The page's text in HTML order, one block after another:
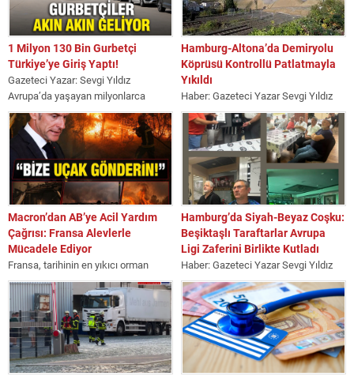
1 Milyon 130 Bin Gurbetçi
Türkiye’ye Giriş Yaptı!
Gazeteci Yazar: Sevgi Yıldız
Avrupa’da yaşayan milyonlarca
gurbetçinin yaz tatilini geçirmek
üzere ana vatana dönüş...
Hamburg-Altona’da Demiryolu
Köprüsü Kontrollü Patlatmayla
Yıkıldı
Haber: Gazeteci Yazar Sevgi Yıldız
Almanya’nın Hamburg kentinde,
demiryolu ulaşım altyapısını
modernize etmeye yönelik
çalışmalar...
Macron’dan AB’ye Acil Yardım
Çağrısı: Fransa Alevlerle
Mücadele Ediyor
Fransa, tarihinin en yıkıcı orman
yangınlarından biriyle mücadele
ederken, Cumhurbaşkanı Emmanuel
Macron, Avrupa Birliği’nden acil...
Hamburg’da Siyah-Beyaz Coşku:
Beşiktaşlı Taraftarlar Avrupa
Ligi Zaferini Birlikte Kutladı
Haber: Gazeteci Yazar Sevgi Yıldız
Almanya’nın Hamburg kentinde
faaliyet gösteren Kuzey Almanya
Hamburg Beşiktaşlılar Derneği,...